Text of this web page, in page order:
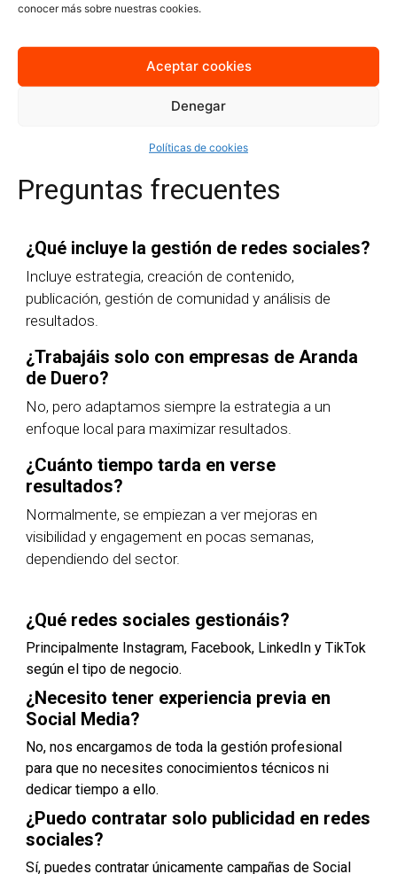
conocer más sobre nuestras cookies.
Aceptar cookies
Denegar
Políticas de cookies
En AJA Publicidad te ayudamos a crecer en Social Media con
Quiero más información
Preguntas frecuentes
¿Qué incluye la gestión de redes sociales?
Incluye estrategia, creación de contenido,
publicación, gestión de comunidad y análisis de
resultados.
¿Trabajáis solo con empresas de Aranda
de Duero?
No, pero adaptamos siempre la estrategia a un
enfoque local para maximizar resultados.
¿Cuánto tiempo tarda en verse
resultados?
Normalmente, se empiezan a ver mejoras en
visibilidad y engagement en pocas semanas,
dependiendo del sector.
¿Qué redes sociales gestionáis?
Principalmente Instagram, Facebook, LinkedIn y TikTok
según el tipo de negocio.
¿Necesito tener experiencia previa en
Social Media?
No, nos encargamos de toda la gestión profesional
para que no necesites conocimientos técnicos ni
dedicar tiempo a ello.
¿Puedo contratar solo publicidad en redes
sociales?
Sí, puedes contratar únicamente campañas de Social